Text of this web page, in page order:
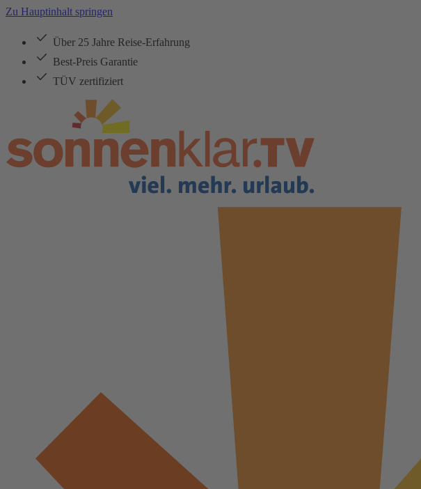
Zu Hauptinhalt springen
Über 25 Jahre Reise-Erfahrung
Best-Preis Garantie
TÜV zertifiziert